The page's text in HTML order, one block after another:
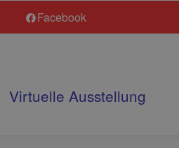
Facebook
Virtuelle Ausstellung